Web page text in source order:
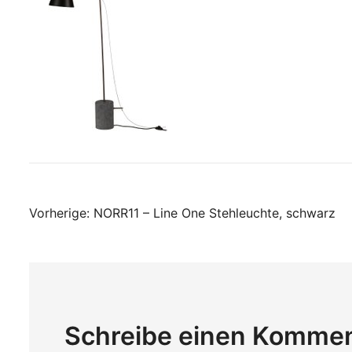
Beitragsnavigation
Vorherige: NORR11 – Line One Stehleuchte, schwarz
Schreibe einen